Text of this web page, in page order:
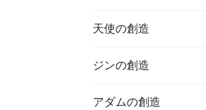
天使の創造
ジンの創造
アダムの創造